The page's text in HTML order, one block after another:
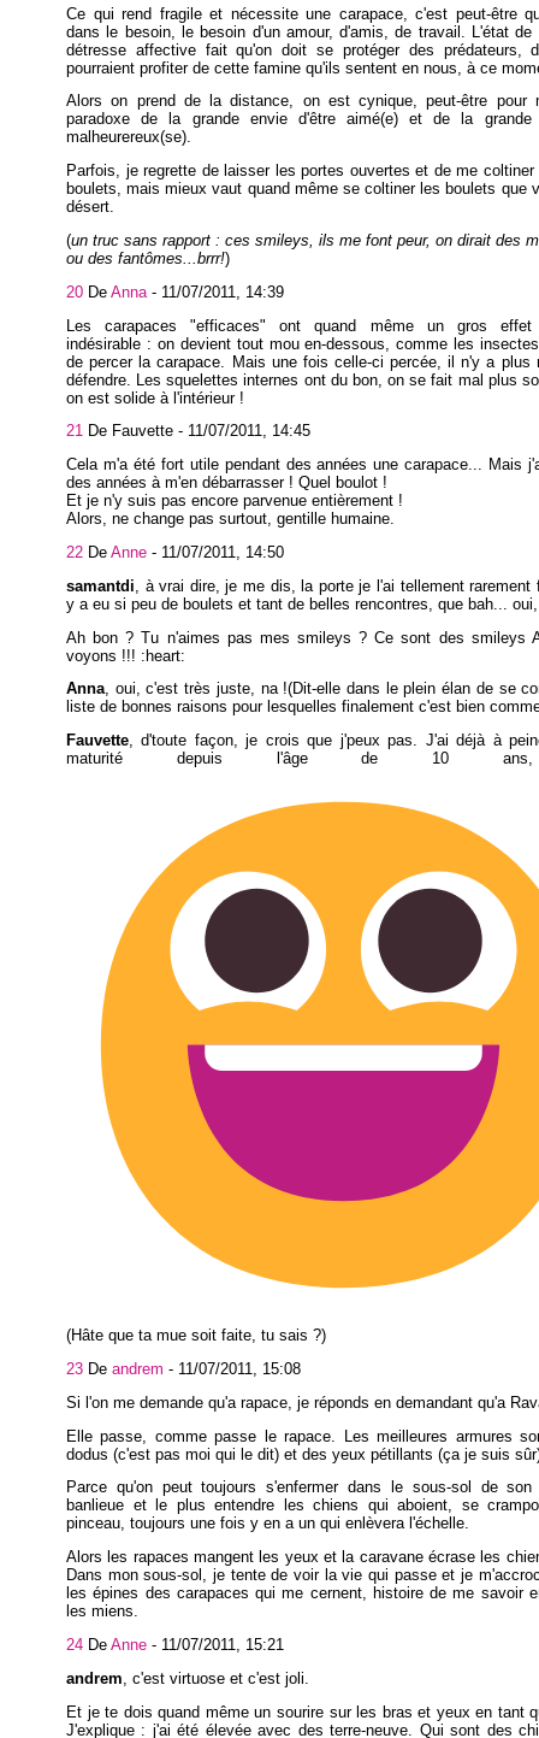
Ce qui rend fragile et nécessite une carapace, c'est peut-être
dans le besoin, le besoin d'un amour, d'amis, de travail. L'état de
détresse affective fait qu'on doit se protéger des prédateurs,
pourraient profiter de cette famine qu'ils sentent en nous, à ce
Alors on prend de la distance, on est cynique, peut-être pour
paradoxe de la grande envie d'être aimé(e) et de la grande
malheurereux(se).
Parfois, je regrette de laisser les portes ouvertes et de me
boulets, mais mieux vaut quand même se coltiner les boulets que
désert.
(un truc sans rapport : ces smileys, ils me font peur, on dirait des
ou des fantômes...brrr!)
20 De Anna - 11/07/2011, 14:39
Les carapaces "efficaces" ont quand même un gros effet
indésirable : on devient tout mou en-dessous, comme les
de percer la carapace. Mais une fois celle-ci percée, il n'y a plus
défendre. Les squelettes internes ont du bon, on se fait mal plus
on est solide à l'intérieur !
21 De Fauvette - 11/07/2011, 14:45
Cela m'a été fort utile pendant des années une carapace... Mais
des années à m'en débarrasser ! Quel boulot !
Et je n'y suis pas encore parvenue entièrement !
Alors, ne change pas surtout, gentille humaine.
22 De Anne - 11/07/2011, 14:50
samantdi , à vrai dire, je me dis, la porte je l'ai tellement rarement
y a eu si peu de boulets et tant de belles rencontres, que bah...
Ah bon ? Tu n'aimes pas mes smileys ? Ce sont des smileys
voyons !!! :heart:
Anna, oui, c'est très juste, na !(Dit-elle dans le plein élan de se
liste de bonnes raisons pour lesquelles finalement c'est bien
Fauvette, d'toute façon, je crois que j'peux pas. J'ai déjà à
maturité depuis l'âge de 10
(Hâte que ta mue soit faite, tu sais ?)
23 De andrem - 11/07/2011, 15:08
Si l'on me demande qu'a rapace, je réponds en demandant qu'a
Elle passe, comme passe le rapace. Les meilleures armures
dodus (c'est pas moi qui le dit) et des yeux pétillants (ça je suis
Parce qu'on peut toujours s'enfermer dans le sous-sol de son
banlieue et le plus entendre les chiens qui aboient, se
pinceau, toujours une fois y en a un qui enlèvera l'échelle.
Alors les rapaces mangent les yeux et la caravane écrase les
Dans mon sous-sol, je tente de voir la vie qui passe et je
les épines des carapaces qui me cernent, histoire de me savoir
les miens.
24 De Anne - 11/07/2011, 15:21
andrem , c'est virtuose et c'est joli.
Et je te dois quand même un sourire sur les bras et yeux en tant
J'explique : j'ai été élevée avec des terre-neuve. Qui sont des